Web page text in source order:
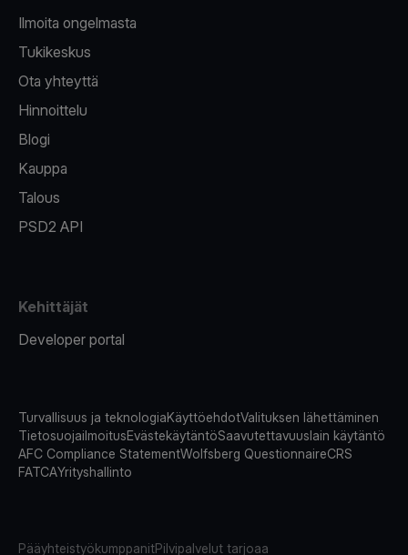
Ilmoita ongelmasta
Tukikeskus
Ota yhteyttä
Hinnoittelu
Blogi
Kauppa
Talous
PSD2 API
Kehittäjät
Developer portal
Turvallisuus ja teknologiaKäyttöehdotValituksen lähettäminen
TietosuojailmoitusEvästekäytäntöSaavutettavuuslain käytäntö
AFC Compliance StatementWolfsberg QuestionnaireCRS
FATCAYrityshallinto
PääyhteistyökumppanitPilvipalvelut tarjoaa